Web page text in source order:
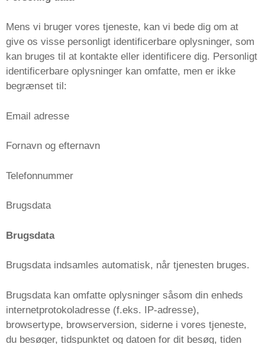
Mens vi bruger vores tjeneste, kan vi bede dig om at
give os visse personligt identificerbare oplysninger, som
kan bruges til at kontakte eller identificere dig. Personligt
identificerbare oplysninger kan omfatte, men er ikke
begrænset til:
Email adresse
Fornavn og efternavn
Telefonnummer
Brugsdata
Brugsdata
Brugsdata indsamles automatisk, når tjenesten bruges.
Brugsdata kan omfatte oplysninger såsom din enheds
internetprotokoladresse (f.eks. IP-adresse),
browsertype, browserversion, siderne i vores tjeneste,
du besøger, tidspunktet og datoen for dit besøg, tiden